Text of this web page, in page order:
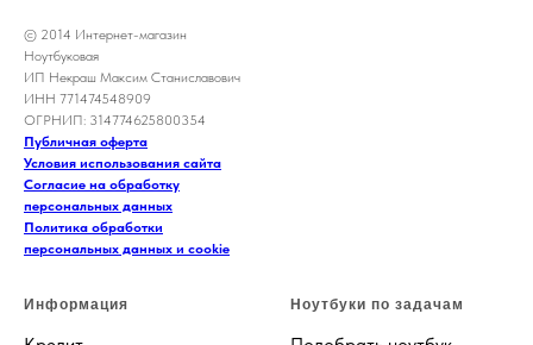
© 2014 Интернет-магазин
Ноутбуковая
ИП Некраш Максим Станиславович
ИНН 771474548909
ОГРНИП: 314774625800354
Публичная оферта
Условия использования сайта
Согласие на обработку
персональных данных
Политика обработки
персональных данных и cookie
Информация Ноутбуки по задачам